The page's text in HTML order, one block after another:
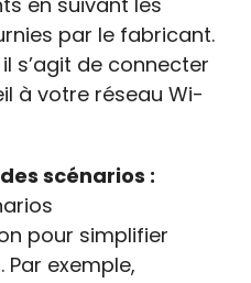
par le fabricant.
s’agit de connecter
à votre réseau Wi-
scénarios :
pour simplifier
exemple,